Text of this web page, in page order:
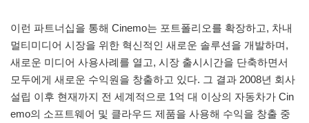
이런 파트너십을 통해 Cinemo는 포트폴리오를 확장하고, 차내
멀티미디어 시장을 위한 혁신적인 새로운 솔루션을 개발하며,
새로운 미디어 사용사례를 열고, 시장 출시시간을 단축하면서
모두에게 새로운 수익원을 창출하고 있다. 그 결과 2008년 회사
설립 이후 현재까지 전 세계적으로 1억 대 이상의 자동차가 Cin
emo의 소프트웨어 및 클라우드 제품을 사용해 수익을 창출 중